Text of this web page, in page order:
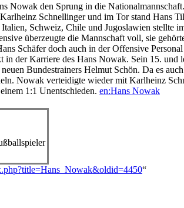
Nowak den Sprung in die
Schnellinger und im Tor stand
Schweiz, Chile und Jugoslawien
überzeugte die Mannschaft voll, sie
Schäfer doch auch in der Offensive
der Karriere des Hans Nowak. Sein 15.
Bundestrainers Helmut Schön. Da es
Nowak verteidigte wieder mit Karlheinz
1:1 Unentschieden. en:Hans Nowak
“